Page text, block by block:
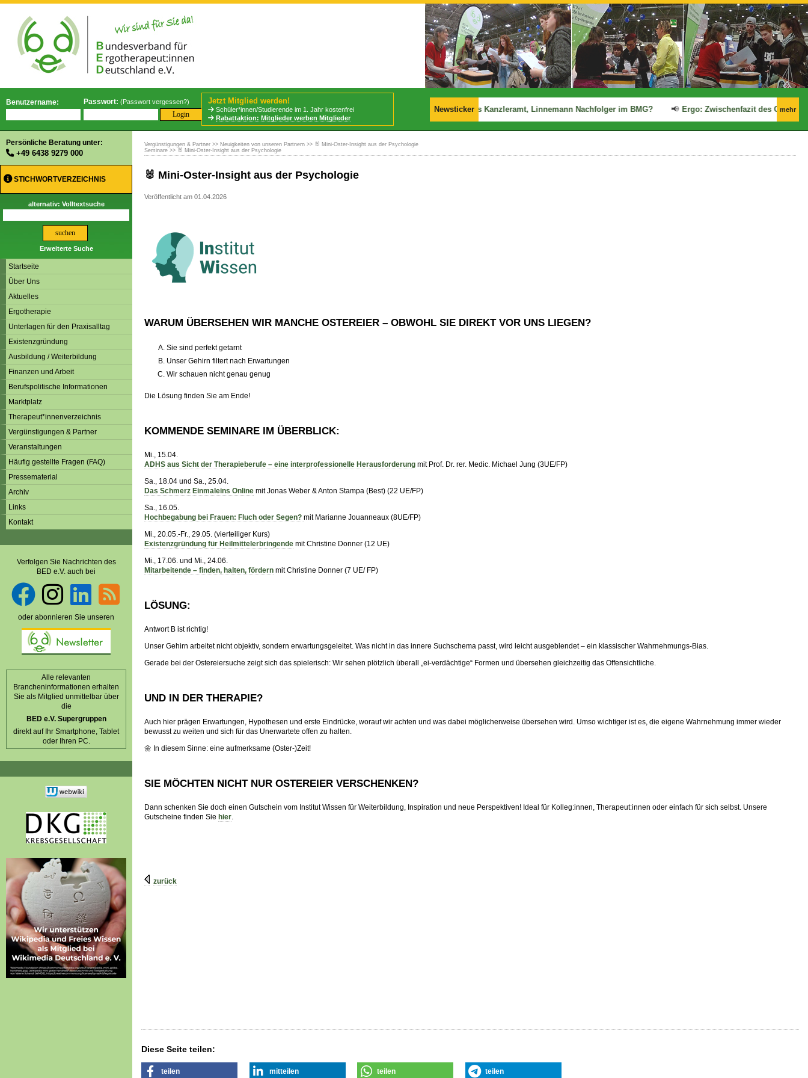
Benutzername: Passwort: (Passwort vergessen?) Jetzt Mitglied werden!
Schüler*innen/Studierende im 1. Jahr kostenfrei
Rabattaktion: Mitglieder werben Mitglieder
Newsticker
📢 BStabG tritt am 30.07.2026 in Kraft! Politik: Warken ins Kanzleramt, Linnemann Nachfolger im BMG? Ergo: Zwischenfazit des GKV-mehr
Persönliche Beratung unter:
+49 6438 9279 000
STICHWORTVERZEICHNIS
alternativ: Volltextsuche
Erweiterte Suche
Startseite
Über Uns
Aktuelles
Ergotherapie
Unterlagen für den Praxisalltag
Existenzgründung
Ausbildung / Weiterbildung
Finanzen und Arbeit
Berufspolitische Informationen
Marktplatz
Therapeut*innenverzeichnis
Vergünstigungen & Partner
Veranstaltungen
Häufig gestellte Fragen (FAQ)
Pressematerial
Archiv
Links
Kontakt
Verfolgen Sie Nachrichten des
BED e.V. auch bei
oder abonnieren Sie unseren
Alle relevanten
Brancheninformationen erhalten
Sie als Mitglied unmittelbar über
die
BED e.V. Supergruppen
direkt auf Ihr Smartphone, Tablet
oder Ihren PC.
Vergünstigungen & Partner >> Neuigkeiten von unseren Partnern >> 🐰 Mini-Oster-Insight aus der Psychologie
Seminare >> 🐰 Mini-Oster-Insight aus der Psychologie
🐰 Mini-Oster-Insight aus der Psychologie
Veröffentlicht am 01.04.2026
WARUM ÜBERSEHEN WIR MANCHE OSTEREIER – OBWOHL SIE DIREKT VOR UNS LIEGEN?
Sie sind perfekt getarnt
Unser Gehirn filtert nach Erwartungen
Wir schauen nicht genau genug
Die Lösung finden Sie am Ende!
KOMMENDE SEMINARE IM ÜBERBLICK:
Mi., 15.04.
ADHS aus Sicht der Therapieberufe – eine interprofessionelle Herausforderung mit Prof. Dr. rer. Medic. Michael Jung (3UE/FP)
Sa., 18.04 und Sa., 25.04.
Das Schmerz Einmaleins Online mit Jonas Weber & Anton Stampa (Best) (22 UE/FP)
Sa., 16.05.
Hochbegabung bei Frauen: Fluch oder Segen? mit Marianne Jouanneaux (8UE/FP)
Mi., 20.05.-Fr., 29.05. (vierteiliger Kurs)
Existenzgründung für Heilmittelerbringende mit Christine Donner (12 UE)
Mi., 17.06. und Mi., 24.06.
Mitarbeitende – finden, halten, fördern mit Christine Donner (7 UE/ FP)
LÖSUNG:
Antwort B ist richtig!
Unser Gehirn arbeitet nicht objektiv, sondern erwartungsgeleitet. Was nicht in das innere Suchschema passt, wird leicht ausgeblendet – ein klassischer Wahrnehmungs‑Bias.
Gerade bei der Ostereiersuche zeigt sich das spielerisch: Wir sehen plötzlich überall „ei‑verdächtige“ Formen und übersehen gleichzeitig das Offensichtliche.
UND IN DER THERAPIE?
Auch hier prägen Erwartungen, Hypothesen und erste Eindrücke, worauf wir achten und was dabei möglicherweise übersehen wird. Umso wichtiger ist es, die eigene Wahrnehmung immer wieder
bewusst zu weiten und sich für das Unerwartete offen zu halten.
🌼 In diesem Sinne: eine aufmerksame (Oster‑)Zeit!
SIE MÖCHTEN NICHT NUR OSTEREIER VERSCHENKEN?
Dann schenken Sie doch einen Gutschein vom Institut Wissen für Weiterbildung, Inspiration und neue Perspektiven! Ideal für Kolleg:innen, Therapeut:innen oder einfach für sich selbst. Unsere
Gutscheine finden Sie hier.
zurück
Diese Seite teilen:
teilen mitteilen teilen teilen